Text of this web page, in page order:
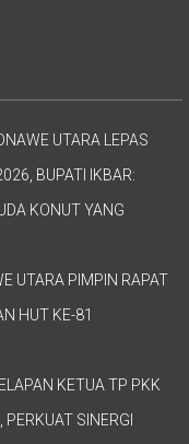
UTARA LEPAS
BUPATI IKBAR:
KONUT YANG
UTARA PIMPIN RAPAT
HUT KE-81
KETUA TP PKK
SINERGI